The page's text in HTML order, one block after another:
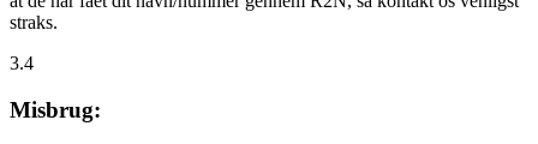
straks.
3.4
Misbrug: